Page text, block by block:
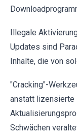
Illegale
Updates sind
Inhalte, die von
"Cracking"-
anstatt lizensierte
Schwächen